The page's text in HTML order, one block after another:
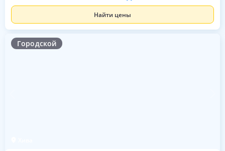
Найти цены
Городской